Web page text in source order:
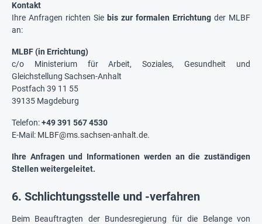
Kontakt
Ihre Anfragen richten Sie bis zur formalen Errichtung der MLBF
an:
MLBF (in Errichtung)
c/o Ministerium für Arbeit, Soziales, Gesundheit und
Gleichstellung Sachsen-Anhalt
Postfach 39 11 55
39135 Magdeburg
Telefon:+49 391 567 4530
E-Mail: MLBF@ms.sachsen-anhalt.de.
Ihre Anfragen und Informationen werden an die zuständigen
Stellen weitergeleitet.
6. Schlichtungsstelle und -verfahren
Beim Beauftragten der Bundesregierung für die Belange von